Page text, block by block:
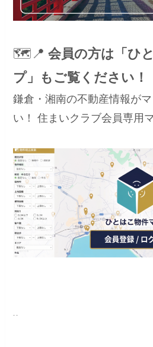
🗺️📍会員の方は「ひ
プ」もご覧ください！
鎌倉・湘南の不動産情報が
い！ 住まいクラブ会員専用